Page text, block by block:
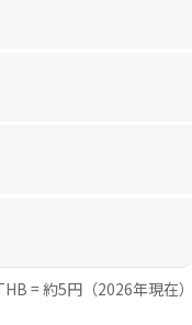
= 約5円（2026年現在）